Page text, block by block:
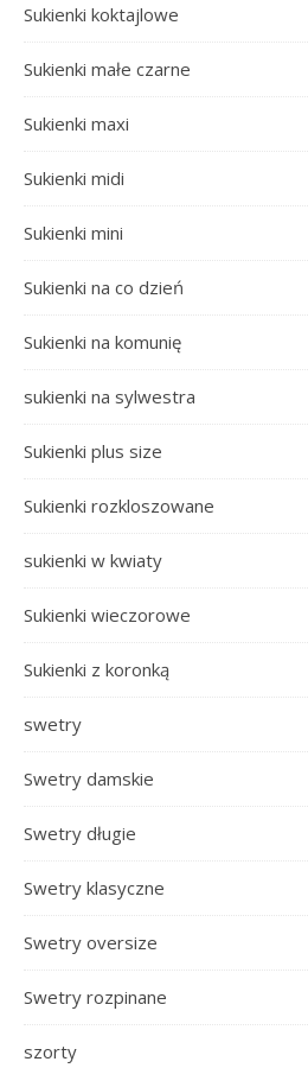
Sukienki koktajlowe
Sukienki małe czarne
Sukienki maxi
Sukienki midi
Sukienki mini
Sukienki na co dzień
Sukienki na komunię
sukienki na sylwestra
Sukienki plus size
Sukienki rozkloszowane
sukienki w kwiaty
Sukienki wieczorowe
Sukienki z koronką
swetry
Swetry damskie
Swetry długie
Swetry klasyczne
Swetry oversize
Swetry rozpinane
szorty